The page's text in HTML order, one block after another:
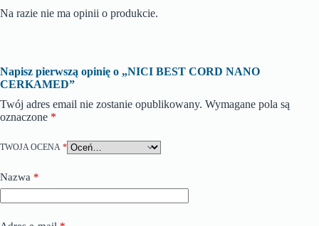
Na razie nie ma opinii o produkcie.
Napisz pierwszą opinię o „NICI BEST CORD NANO
CERKAMED”
Twój adres email nie zostanie opublikowany. Wymagane pola są
oznaczone *
TWOJA OCENA *
Nazwa *